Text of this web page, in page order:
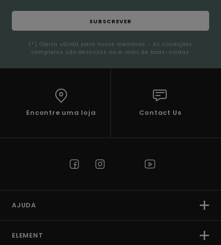
SUBSCREVER
(*) Oferta válida para novos membros - As condições
completas são descritas no e-mail de boas-vindas
Encontre uma loja Contact Us
AJUDA
ELEMENT